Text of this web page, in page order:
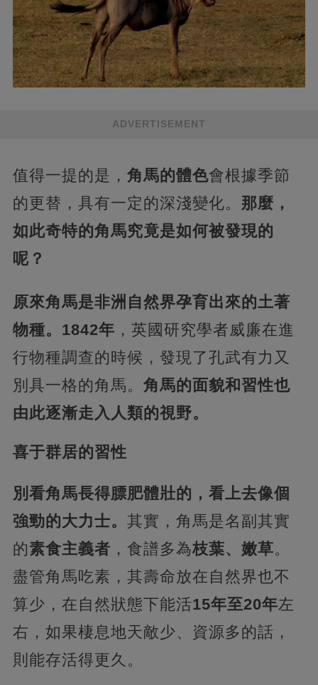
ADVERTISEMENT
值得一提的是， 角馬的體色會根據季節
的更替，具有一定的深淺變化。 那麼，
如此奇特的角馬究竟是如何被發現的
呢？
原來角馬是非洲自然界孕育出來的土著
物種。1842年 ，英國研究學者威廉在進
行物種調查的時候，發現了孔武有力又
別具一格的角馬。 角馬的面貌和習性也
由此逐漸走入人類的視野。
喜于群居的習性
別看角馬長得膘肥體壯的，看上去像個
強勁的大力士。 其實，角馬是名副其實
的素食主義者 ，食譜多為枝葉、嫩草。
盡管角馬吃素，其壽命放在自然界也不
算少，在自然狀態下能活15年至20年左
右，如果棲息地天敵少、資源多的話，
則能存活得更久。